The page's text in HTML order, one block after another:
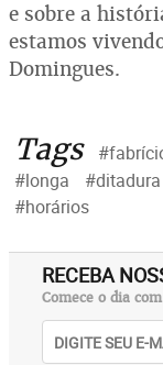
e sobre a
estamos
Domingues.
Tags
#longa
#ditadura
#horários
RECEBA
Comece o dia